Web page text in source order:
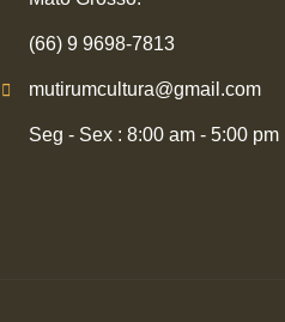
(66) 9 9698-7813
mutirumcultura@gmail.com
Seg - Sex : 8:00 am - 5:00 pm